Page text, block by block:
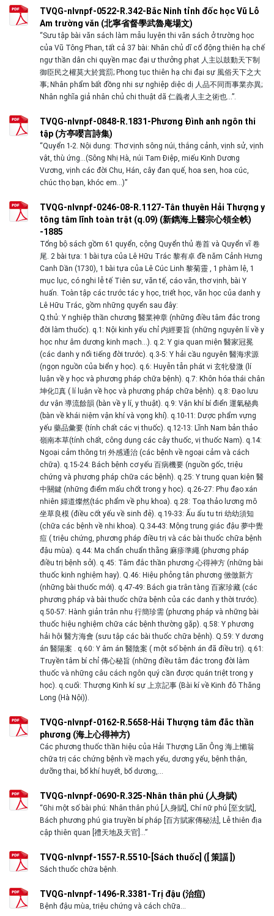
TVQG-nlvnpf-0522-R.342-Bắc Ninh tỉnh đốc học Vũ Lỗ
Am trường văn (北寧省督學武魯庵場文)
“Sưu tập bài văn sách làm mẫu luyện thi văn sách ở trường học
của Vũ Tông Phan, tất cả 37 bài: Nhân chủ dĩ cổ động thiên hạ chế
ngự thần dân chi quyền mạc đại ư thưởng phạt 人主以鼓動天下制
御臣民之權莫大於賞罰; Phong tục thiên hạ chi đại sự 風俗天下之大
事; Nhân phẩm bất đồng nhi sự nghiệp diệc dị 人品不同而事業亦異;
Nhân nghĩa giả nhân chủ chi thuật dã 仁義者人主之術也…”.
TVQG-nlvnpf-0848-R.1831-Phương Đình anh ngôn thi
tập (方亭嚶言詩集)
“Quyển 1-2. Nội dung: Thơ vịnh sông núi, thắng cảnh, vịnh sử, vịnh
vật, thù ứng…(Sông Nhị Hà, núi Tam Điệp, miếu Kinh Dương
Vương, vịnh các đời Chu, Hán, cây đan quế, hoa sen, hoa cúc,
chúc thọ bạn, khóc em…)”
TVQG-nlvnpf-0246-08-R.1127-Tân thuyên Hải Thượng y
tông tâm lĩnh toàn trật (q.09) (新鐫海上醫宗心領全帙)
-1885
Tổng bộ sách gồm 61 quyển, cộng Quyển thủ 卷首 và Quyển vĩ 卷
尾. 2 bài tựa: 1 bài tựa của Lê Hữu Trác 黎有卓 đề năm Cảnh Hưng
Canh Dần (1730), 1 bài tựa của Lê Cúc Linh 黎菊靈 , 1 phàm lệ, 1
mục lục, có nghi lễ tế Tiên sư, văn tế, cáo văn, thơ vịnh, bài Y
huấn. Toàn tập các trước tác y học, triết học, văn học của danh y
Lê Hữu Trác, gồm những quyển sau đây:
Q.thủ: Y nghiệp thần chương 醫業神章 (những điều tâm đắc trong
đời làm thuốc). q.1: Nội kinh yếu chỉ 内經要旨 (những nguyên lí về y
học như âm dương kinh mạch…). q.2: Y gia quan miện 醫家冠冕
(các danh y nổi tiếng đời trước). q.3-5: Y hải cầu nguyên 醫海求源
(ngọn nguồn của biển y học). q.6: Huyễn tẫn phát vi 玄牝發溦 (lí
luận về y học và phương pháp chữa bệnh). q.7: Khôn hóa thái chân
坤化񠈚真 ( lí luận về học và phương pháp chữa bệnh). q.8: Đạo lưu
dư vận 導流餘韻 (bàn về y lí, y thuật). q.9: Vận khí bí điển 運氣秘典
(bàn về khái niệm vận khí và vọng khí). q.10-11: Dược phẩm vựng
yếu 藥品彙要 (tính chất các vị thuốc). q.12-13: Lĩnh Nam bản thảo
嶺南本草(tính chất, công dụng các cây thuốc, vị thuốc Nam). q.14:
Ngoại cảm thông trị 外感通治 (các bệnh về ngoại cảm và cách
chữa). q.15-24: Bách bệnh cơ yếu 百病機要 (nguồn gốc, triệu
chứng và phương pháp chữa các bệnh). q.25: Y trung quan kiện 醫
中關鍵 (những điểm mấu chốt trong y học). q.26-27: Phụ đạo xán
nhiên 婦道燦然(tác phẩm về phụ khoa). q.28: Toạ thảo lương mô
坐草良模 (điều cốt yếu về sinh đẻ). q.19-33: Ấu ấu tu tri 幼幼須知
(chữa các bệnh về nhi khoa). Q.34-43: Mộng trung giác đậu 夢中覺
痘 ( triệu chứng, phương pháp điều trị và các bài thuốc chữa bệnh
đậu mùa). q.44: Ma chẩn chuẩn thằng 麻疹準繩 (phương pháp
điều trị bệnh sởi). q.45: Tâm đắc thần phương 心得神方 (những bài
thuốc kinh nghiệm hay). Q.46: Hiệu phỏng tân phương 傚倣新方
(những bài thuốc mới). q.47-49: Bách gia trân tàng 百家珍藏 (các
phương pháp và bài thuốc chữa bệnh của các danh y thời trước).
q.50-57: Hành giản trân nhu 行簡珍需 (phương pháp và những bài
thuốc hiệu nghiệm chữa các bệnh thường gặp). q.58: Y phương
hải hội 醫方海會 (sưu tập các bài thuốc chữa bệnh). Q.59: Y dương
án 醫陽案 . q.60: Y âm án 醫陰案 ( một số bệnh án đã điều trị). q.61:
Truyền tâm bí chỉ 傳心秘旨 (những điều tâm đắc trong đời làm
thuốc và những câu cách ngôn quý cần được quán triệt trong y
học). q.cuối: Thượng Kinh kí sự 上京記事 (Bài kí về Kinh đô Thăng
Long (Hà Nội)).
TVQG-nlvnpf-0162-R.5658-Hải Thượng tâm đắc thần
phương (海上心得神方)
Các phương thuốc thần hiệu của Hải Thượng Lãn Ông 海上懶翁
chữa trị các chứng bệnh về mạch yếu, dương yếu, bệnh thận,
dưỡng thai, bổ khí huyết, bổ dương,…
TVQG-nlvnpf-0690-R.325-Nhân thân phú (人身賦)
“Ghi một số bài phú: Nhân thân phú [人身賦], Chí nữ phú [至女賦],
Bách phương phú gia truyền bí pháp [百方賦家傳秘法], Lễ thiên địa
cập thiên quan [禮天地及天官]…”
TVQG-nlvnpf-1557-R.5510-[Sách thuốc] ([ 策諨 ])
Sách thuốc chữa bệnh.
TVQG-nlvnpf-1496-R.3381-Trị đậu (治痘)
Bệnh đậu mùa, triệu chứng và cách chữa…